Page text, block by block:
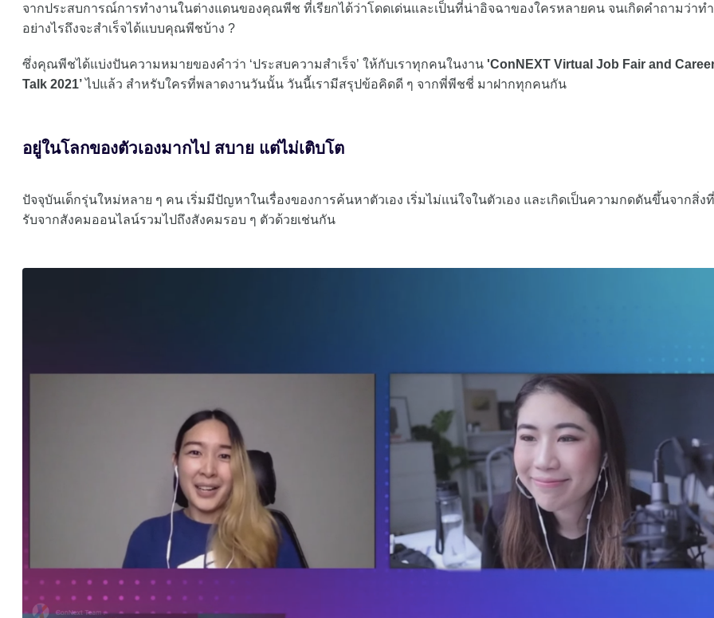
จากประสบการณ์การทำงานในต่างแดนของคุณพีช ที่เรียกได้ว่าโดดเด่นและเป็นที่น่าอิจฉาของใครหลายคน จนเกิดคำถามว่าทำ
อย่างไรถึงจะสำเร็จได้แบบคุณพีชบ้าง ?
ซึ่งคุณพีชได้แบ่งปันความหมายของคำว่า ‘ประสบความสำเร็จ’ ให้กับเราทุกคนในงาน'ConNEXT Virtual Job Fair and
Talk 2021’ไปแล้ว สำหรับใครที่พลาดงานวันนั้น วันนี้เรามีสรุปข้อคิดดี ๆ จากพี่พีชชี่ มาฝากทุกคนกัน
อยู่ในโลกของตัวเองมากไป สบาย แต่ไม่เติบโต
ปัจจุบันเด็กรุ่นใหม่หลาย ๆ คน เริ่มมีปัญหาในเรื่องของการค้นหาตัวเอง เริ่มไม่แน่ใจในตัวเอง และเกิดเป็นความกดดันขึ้นจากสิ่ง
รับจากสังคมออนไลน์รวมไปถึงสังคมรอบ ๆ ตัวด้วยเช่นกัน